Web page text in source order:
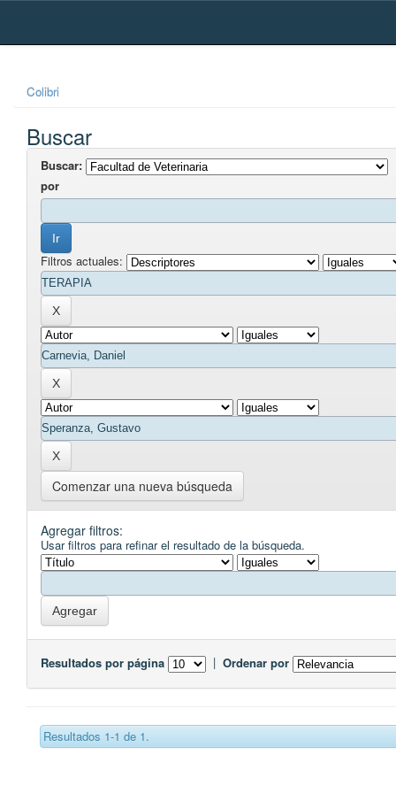
Skip
Colibri
Buscar
Buscar:
por
Filtros actuales:
Comenzar una nueva búsqueda
Agregar filtros:
Usar filtros para refinar el resultado de la búsqueda.
Resultados por página | Ordenar por
Resultados 1-1 de 1.